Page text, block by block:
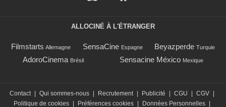
ALLOCINÉ À L'ÉTRANGER
Filmstarts Allemagne SensaCine Espagne Beyazperde Turquie
AdoroCinema Brésil Sensacine México Mexique
Contact Qui sommes-nous Recrutement Publicité CGU CGV
Politique de cookies
Préférences cookies Données Personnelles